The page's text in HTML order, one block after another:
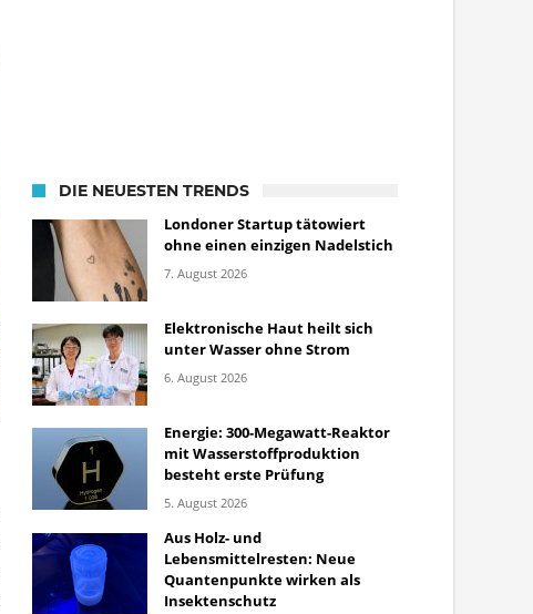
DIE NEUESTEN TRENDS
Londoner Startup tätowiert
ohne einen einzigen Nadelstich
7. August 2026
Elektronische Haut heilt sich
unter Wasser ohne Strom
6. August 2026
Energie: 300-Megawatt-Reaktor
mit Wasserstoffproduktion
besteht erste Prüfung
5. August 2026
Aus Holz- und
Lebensmittelresten: Neue
Quantenpunkte wirken als
Insektenschutz